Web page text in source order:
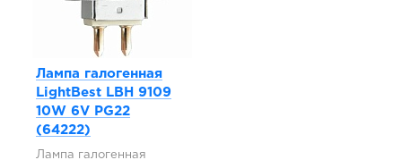
Лампа галогенная
LightBest LBH 9109
10W 6V PG22
(64222)
Лампа галогенная